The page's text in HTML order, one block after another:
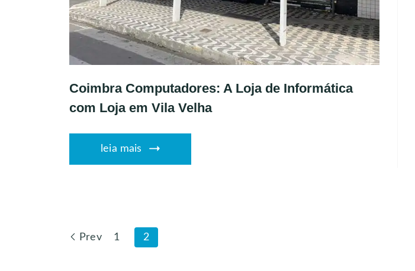
Coimbra Computadores: A Loja de Informática
com Loja em Vila Velha
leia mais
Prev 1 2